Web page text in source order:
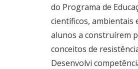
do Programa de
científicos, ambientais
alunos a construírem
conceitos de
Desenvolvi